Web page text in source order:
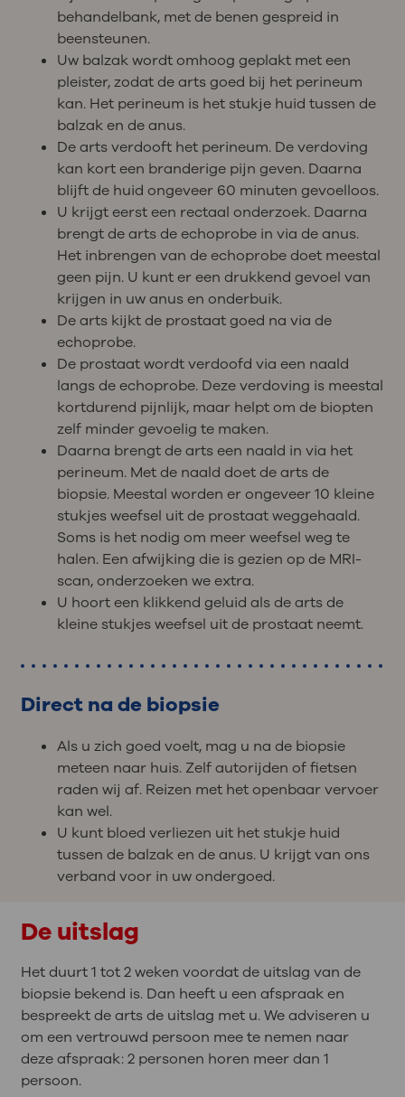
behandelbank, met de benen gespreid in
beensteunen.
Uw balzak wordt omhoog geplakt met een
pleister, zodat de arts goed bij het perineum
kan. Het perineum is het stukje huid tussen de
balzak en de anus.
De arts verdooft het perineum. De verdoving
kan kort een branderige pijn geven. Daarna
blijft de huid ongeveer 60 minuten gevoelloos.
U krijgt eerst een rectaal onderzoek. Daarna
brengt de arts de echoprobe in via de anus.
Het inbrengen van de echoprobe doet meestal
geen pijn. U kunt er een drukkend gevoel van
krijgen in uw anus en onderbuik.
De arts kijkt de prostaat goed na via de
echoprobe.
De prostaat wordt verdoofd via een naald
langs de echoprobe. Deze verdoving is meestal
kortdurend pijnlijk, maar helpt om de biopten
zelf minder gevoelig te maken.
Daarna brengt de arts een naald in via het
perineum. Met de naald doet de arts de
biopsie. Meestal worden er ongeveer 10 kleine
stukjes weefsel uit de prostaat weggehaald.
Soms is het nodig om meer weefsel weg te
halen. Een afwijking die is gezien op de MRI-
scan, onderzoeken we extra.
U hoort een klikkend geluid als de arts de
kleine stukjes weefsel uit de prostaat neemt.
Direct na de biopsie
Als u zich goed voelt, mag u na de biopsie
meteen naar huis. Zelf autorijden of fietsen
raden wij af. Reizen met het openbaar vervoer
kan wel.
U kunt bloed verliezen uit het stukje huid
tussen de balzak en de anus. U krijgt van ons
verband voor in uw ondergoed.
De uitslag
Het duurt 1 tot 2 weken voordat de uitslag van de
biopsie bekend is. Dan heeft u een afspraak en
bespreekt de arts de uitslag met u. We adviseren u
om een vertrouwd persoon mee te nemen naar
deze afspraak: 2 personen horen meer dan 1
persoon.